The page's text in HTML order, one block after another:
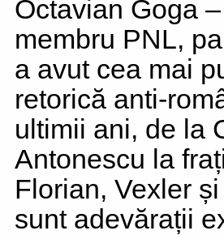
Octavian Goga
membru PNL,
a avut cea mai
retorică anti-
ultimii ani, de la
Antonescu la
Florian, Vexler
sunt adevărații